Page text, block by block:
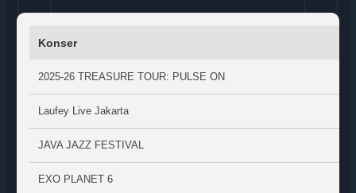
Konser
2025-26 TREASURE TOUR: PULSE ON
Laufey Live Jakarta
JAVA JAZZ FESTIVAL
EXO PLANET 6